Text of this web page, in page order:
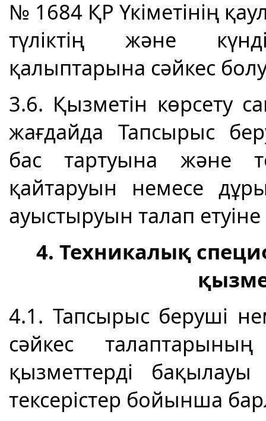
№ 1684 ҚР Үкіметінің
түліктің және
қалыптарына сәйкес
3.6. Қызметін көрсету
жағдайда Тапсырыс
бас тартуына және
қайтаруын немесе
ауыстыруын талап
4. Техникалық
4.1. Тапсырыс беруші
сәйкес талаптарының
қызметтерді
тексерістер бойынша